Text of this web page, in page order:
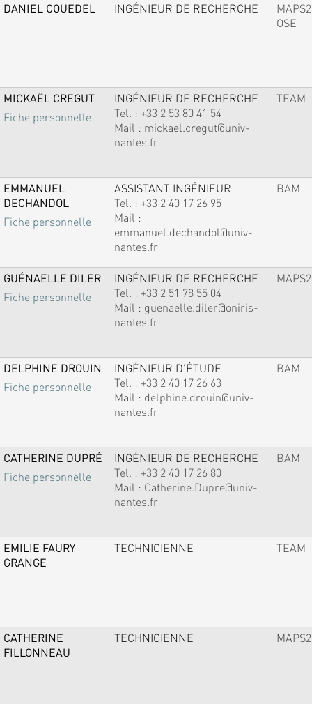
DANIEL COUEDEL INGÉNIEUR DE RECHERCHE
MAPS2
OSE
MICKAËL CREGUT
Fiche personnelle
INGÉNIEUR DE RECHERCHE
Tel. : +33 2 53 80 41 54
Mail : mickael.cregut@univ-
nantes.fr
TEAM
EMMANUEL
DECHANDOL
Fiche personnelle
ASSISTANT INGÉNIEUR
Tel. : +33 2 40 17 26 95
Mail :
emmanuel.dechandol@univ-
nantes.fr
BAM
GUÉNAELLE DILER
Fiche personnelle
INGÉNIEUR DE RECHERCHE
Tel. : +33 2 51 78 55 04
Mail : guenaelle.diler@oniris-
nantes.fr
MAPS2
DELPHINE DROUIN
Fiche personnelle
INGÉNIEUR D'ÉTUDE
Tel. : +33 2 40 17 26 63
Mail : delphine.drouin@univ-
nantes.fr
BAM
CATHERINE DUPRÉ
Fiche personnelle
INGÉNIEUR DE RECHERCHE
Tel. : +33 2 40 17 26 80
Mail : Catherine.Dupre@univ-
nantes.fr
BAM
EMILIE FAURY
GRANGE
TECHNICIENNE TEAM
CATHERINE
FILLONNEAU
TECHNICIENNE MAPS2